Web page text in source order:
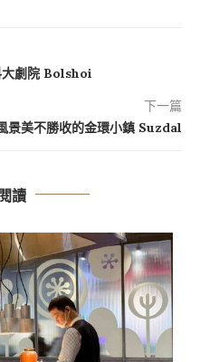
大劇院 Bolshoi
下一篇
景美不勝收的金環小鎮 Suzdal
讀